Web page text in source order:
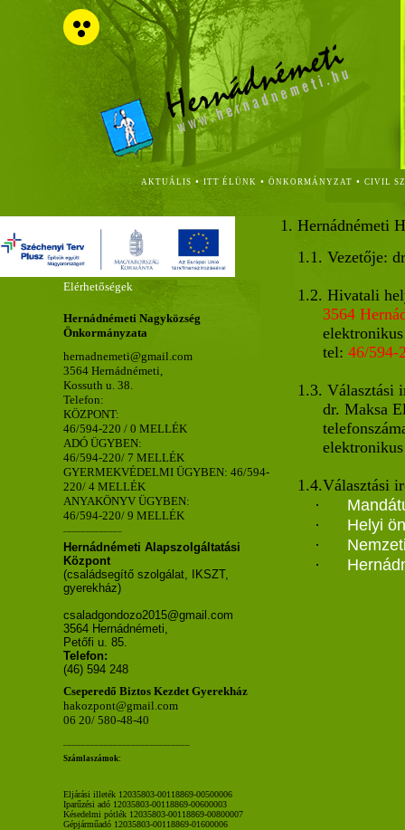
AKTUÁLIS • ITT ÉLÜNK • ÖNKORMÁNYZAT • CIVIL
Elérhetőségek
Hernádnémeti Nagyközség
Önkormányzata
hernadnemeti@gmail.com
3564 Hernádnémeti,
Kossuth u. 38.
Telefon:
KÖZPONT:
46/594-220 / 0 MELLÉK
ADÓ ÜGYBEN:
46/594-220/ 7 MELLÉK
GYERMEKVÉDELMI ÜGYBEN: 46/594-
220/ 4 MELLÉK
ANYAKÖNYV ÜGYBEN:
46/594-220/ 9 MELLÉK
Hernádnémeti Alapszolgáltatási
Központ
(családsegítő szolgálat, IKSZT,
gyerekház)
csaladgondozo2015@gmail.com
3564 Hernádnémeti,
Petőfi u. 85.
Telefon:
(46) 594 248
Cseperedő Biztos Kezdet Gyerekház
hakozpont@gmail.com
06 20/ 580-48-40
Számlaszámok:
Eljárási illeték 12035803-00118869-00500006
Iparűzési adó 12035803-00118869-00600003
Késedelmi pótlék 12035803-00118869-00800007
Gépjárműadó 12035803-00118869-01600006
1. Hernádnémeti
1.1. Vezetője:
1.2. Hivatali
3564
tel:46/594-
1.3. Választási
dr. Maksa
1.4.Választási
·
· Helyi
·
·